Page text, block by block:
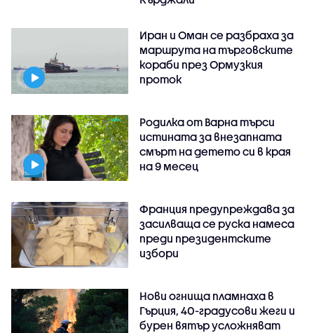
Иран и Оман се разбраха за
маршрута на търговските
кораби през Ормузкия
проток
Родилка от Варна търси
истината за внезапната
смърт на детето си в края
на 9 месец
Франция предупреждава за
засилваща се руска намеса
преди президентските
избори
Нови огнища пламнаха в
Гърция, 40-градусови жеги и
бурен вятър усложняват